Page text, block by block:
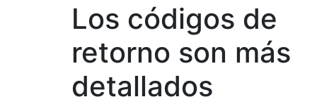
Los códigos de
retorno son más
detallados